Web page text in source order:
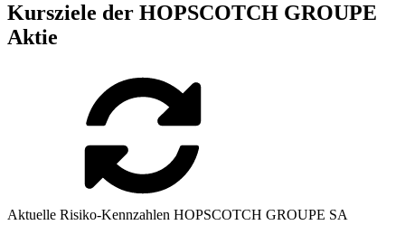
Kursziele der HOPSCOTCH GROUPE
Aktie
Aktuelle Risiko-Kennzahlen HOPSCOTCH GROUPE SA